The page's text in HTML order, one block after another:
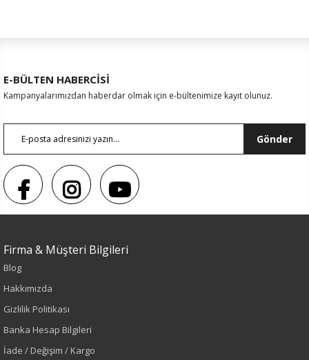
Sezon : YAZLIK
Renk
Siyah
E-BÜLTEN HABERCİSİ
Kampanyalarımızdan haberdar olmak için e-bültenimize kayıt olunuz.
Gönder
Firma & Müşteri Bilgileri
Blog
Hakkımızda
Gizlilik Politikası
Banka Hesap Bilgileri
İade / Değişim / Kargo